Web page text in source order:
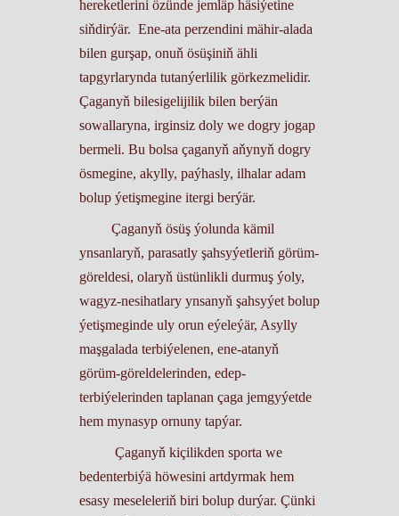
hereketlerini özünde jemläp häsiýetine
siňdirýär. Ene-ata perzendini mähir-alada
bilen gurşap, onuň ösüşiniň ähli
tapgyrlarynda tutanýerlilik görkezmelidir.
Çaganyň bilesigelijilik bilen berýän
sowallaryna, irginsiz doly we dogry jogap
bermeli. Bu bolsa çaganyň aňynyň dogry
ösmegine, akylly, paýhasly, ilhalar adam
bolup ýetişmegine itergi berýär.
Çaganyň ösüş ýolunda kämil
ynsanlaryň, parasatly şahsyýetleriň görüm-
göreldesi, olaryň üstünlikli durmuş ýoly,
wagyz-nesihatlary ynsanyň şahsyýet bolup
ýetişmeginde uly orun eýeleýär, Asylly
maşgalada terbiýelenen, ene-atanyň
görüm-göreldelerinden, edep-
terbiýelerinden taplanan çaga jemgyýetde
hem mynasyp ornuny tapýar.
Çaganyň kiçilikden sporta we
bedenterbiýä höwesini artdyrmak hem
esasy meseleleriň biri bolup durýar. Çünki